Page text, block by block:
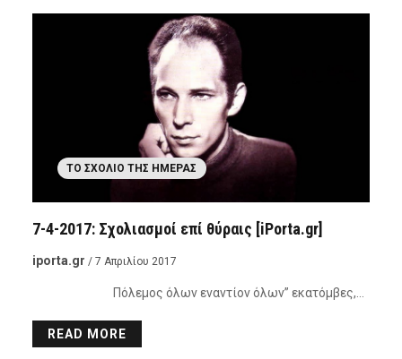
ΤΟ ΣΧΌΛΙΟ ΤΗΣ ΗΜΈΡΑΣ
7-4-2017: Σχολιασμοί επί θύραις [iPorta.gr]
iporta.gr / 7 Απριλίου 2017
Πόλεμος όλων εναντίον όλων” εκατόμβες,…
READ MORE